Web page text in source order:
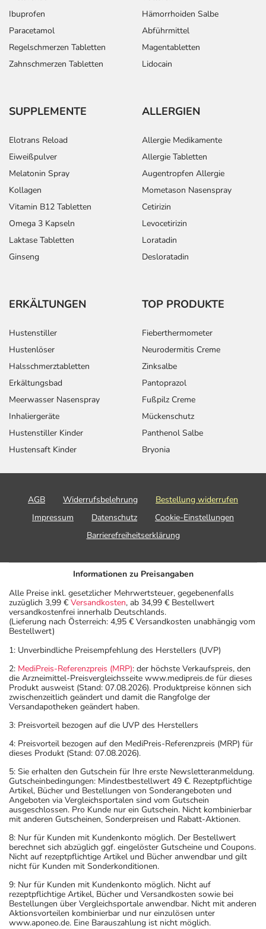
Ibuprofen
Paracetamol
Regelschmerzen Tabletten
Zahnschmerzen Tabletten
Hämorrhoiden Salbe
Abführmittel
Magentabletten
Lidocain
SUPPLEMENTE
Elotrans Reload
Eiweißpulver
Melatonin Spray
Kollagen
Vitamin B12 Tabletten
Omega 3 Kapseln
Laktase Tabletten
Ginseng
ALLERGIEN
Allergie Medikamente
Allergie Tabletten
Augentropfen Allergie
Mometason Nasenspray
Cetirizin
Levocetirizin
Loratadin
Desloratadin
ERKÄLTUNGEN
Hustenstiller
Hustenlöser
Halsschmerztabletten
Erkältungsbad
Meerwasser Nasenspray
Inhaliergeräte
Hustenstiller Kinder
Hustensaft Kinder
TOP PRODUKTE
Fieberthermometer
Neurodermitis Creme
Zinksalbe
Pantoprazol
Fußpilz Creme
Mückenschutz
Panthenol Salbe
Bryonia
AGB Widerrufsbelehrung
Bestellung widerrufen
Impressum
Datenschutz
Cookie-Einstellungen
Barrierefreiheitserklärung
Informationen zu Preisangaben
Alle Preise inkl. gesetzlicher Mehrwertsteuer, gegebenenfalls
zuzüglich 3,99 € Versandkosten, ab 34,99 € Bestellwert
versandkostenfrei innerhalb Deutschlands.
(Lieferung nach Österreich: 4,95 € Versandkosten unabhängig vom
Bestellwert)
1: Unverbindliche Preisempfehlung des Herstellers (UVP)
2: MediPreis-Referenzpreis (MRP): der höchste Verkaufspreis, den
die Arzneimittel-Preisvergleichsseite www.medipreis.de für dieses
Produkt ausweist (Stand: 07.08.2026). Produktpreise können sich
zwischenzeitlich geändert und damit die Rangfolge der
Versandapotheken geändert haben.
3: Preisvorteil bezogen auf die UVP des Herstellers
4: Preisvorteil bezogen auf den MediPreis-Referenzpreis (MRP) für
dieses Produkt (Stand: 07.08.2026).
5: Sie erhalten den Gutschein für Ihre erste Newsletteranmeldung.
Gutscheinbedingungen: Mindestbestellwert 49 €. Rezeptpflichtige
Artikel, Bücher und Bestellungen von Sonderangeboten und
Angeboten via Vergleichsportalen sind vom Gutschein
ausgeschlossen. Pro Kunde nur ein Gutschein. Nicht kombinierbar
mit anderen Gutscheinen, Sonderpreisen und Rabatt-Aktionen.
8: Nur für Kunden mit Kundenkonto möglich. Der Bestellwert
berechnet sich abzüglich ggf. eingelöster Gutscheine und Coupons.
Nicht auf rezeptpflichtige Artikel und Bücher anwendbar und gilt
nicht für Kunden mit Sonderkonditionen.
9: Nur für Kunden mit Kundenkonto möglich. Nicht auf
rezeptpflichtige Artikel, Bücher und Versandkosten sowie bei
Bestellungen über Vergleichsportale anwendbar. Nicht mit anderen
Aktionsvorteilen kombinierbar und nur einzulösen unter
www.aponeo.de. Eine Barauszahlung ist nicht möglich.